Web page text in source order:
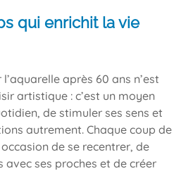
qui enrichit la vie
après 60 ans n’est
artistique : c’est un moyen
de stimuler ses sens et
autrement. Chaque coup de
de se recentrer, de
ses proches et de créer